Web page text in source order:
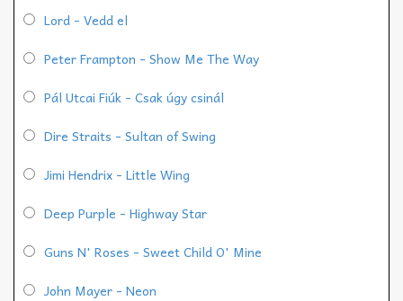
Lord - Vedd el
Peter Frampton - Show Me The Way
Pál Utcai Fiúk - Csak úgy csinál
Dire Straits - Sultan of Swing
Jimi Hendrix - Little Wing
Deep Purple - Highway Star
Guns N' Roses - Sweet Child O' Mine
John Mayer - Neon